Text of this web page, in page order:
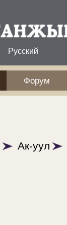
Русский
Форум
Ак-уул